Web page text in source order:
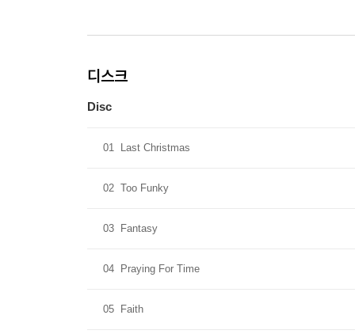
디스크
Disc
01 Last Christmas
02 Too Funky
03 Fantasy
04 Praying For Time
05 Faith